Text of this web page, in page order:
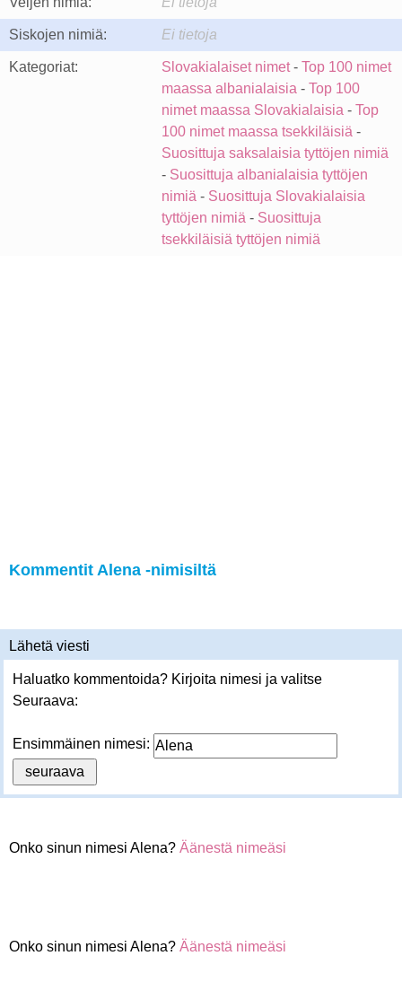
Siskojen nimiä: Ei tietoja
Kategoriat: Slovakialaiset nimet- Top 100 nimet
maassa albanialaisia - Top 100
nimet maassa Slovakialaisia - Top
100 nimet maassa tsekkiläisiä -
Suosittuja saksalaisia tyttöjen nimiä
- Suosittuja albanialaisia tyttöjen
nimiä - Suosittuja Slovakialaisia
tyttöjen nimiä - Suosittuja
tsekkiläisiä tyttöjen nimiä
Kommentit Alena -nimisiltä
Lähetä viesti
Haluatko kommentoida? Kirjoita nimesi ja valitse
Seuraava:
Ensimmäinen nimesi:
Onko sinun nimesi Alena? Äänestä nimeäsi
Onko sinun nimesi Alena? Äänestä nimeäsi